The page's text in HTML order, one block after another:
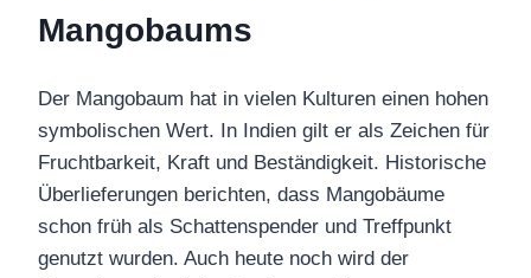
Mangobaums
Der Mangobaum hat in vielen Kulturen einen hohen
symbolischen Wert. In Indien gilt er als Zeichen für
Fruchtbarkeit, Kraft und Beständigkeit. Historische
Überlieferungen berichten, dass Mangobäume
schon früh als Schattenspender und Treffpunkt
genutzt wurden. Auch heute noch wird der